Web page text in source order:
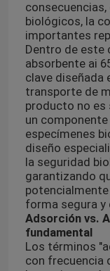
biológicos, la
importantes
Dentro de este
absorbente ai
clave diseñada
transporte de
producto no es
un
especímenes
diseño
la seguridad
garantizando
forma segura y
Adsorción vs.
fundamental
Los términos
con frecuencia